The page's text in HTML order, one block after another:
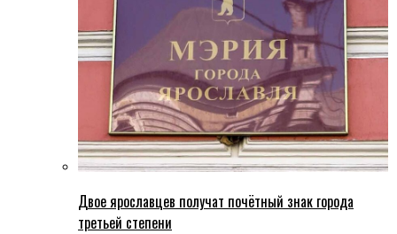
Двое ярославцев получат почётный знак города
третьей степени